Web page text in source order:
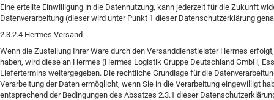
Eine erteilte Einwilligung in die Datennutzung, kann jederzeit für die Zukunft
Datenverarbeitung (dieser wird unter Punkt 1 dieser Datenschutzerklärung
2.3.2.4 Hermes Versand
Wenn die Zustellung Ihrer Ware durch den Versanddienstleister Hermes
haben, wird diese an Hermes (Hermes Logistik Gruppe Deutschland GmbH,
Liefertermins weitergegeben. Die rechtliche Grundlage für die
Verarbeitung der Daten ermöglicht, wenn Sie in die Verarbeitung eingewilligt
entsprechend der Bedingungen des Absatzes 2.3.1 dieser